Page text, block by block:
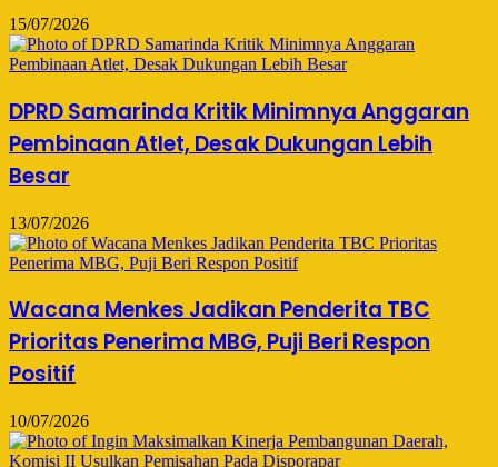
15/07/2026
DPRD Samarinda Kritik Minimnya Anggaran
Pembinaan Atlet, Desak Dukungan Lebih
Besar
13/07/2026
Wacana Menkes Jadikan Penderita TBC
Prioritas Penerima MBG, Puji Beri Respon
Positif
10/07/2026